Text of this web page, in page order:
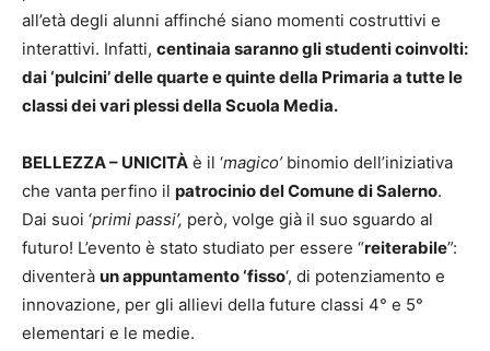
all’età degli alunni affinché siano momenti costruttivi e
interattivi. Infatti, centinaia saranno gli studenti coinvolti:
dai ‘pulcini’ delle quarte e quinte della Primaria a tutte le
classi dei vari plessi della Scuola Media.
BELLEZZA – UNICITÀ è il ‘magico’binomio dell’iniziativa
che vanta perfino il patrocinio del Comune di Salerno.
Dai suoi ‘primi passi’, però, volge già il suo sguardo al
futuro! L’evento è stato studiato per essere “reiterabile”:
diventerà un appuntamento ‘fisso‘, di potenziamento e
innovazione, per gli allievi della future classi 4° e 5°
elementari e le medie.